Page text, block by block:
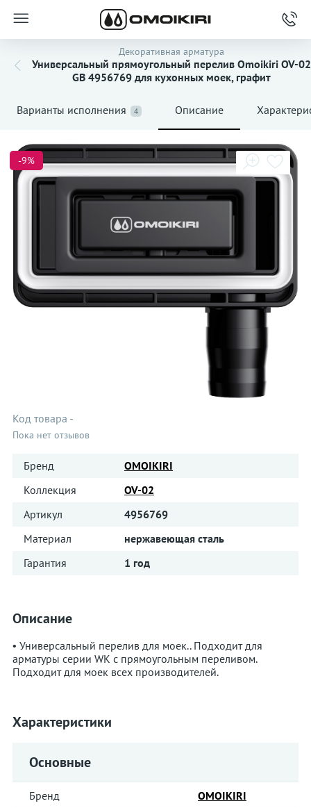
Декоративная арматура
Универсальный прямоугольный перелив Omoikiri OV-02
GB 4956769 для кухонных моек, графит
Варианты исполнения 4 Описание
-9%
Код товара -
Пока нет отзывов
Бренд
OMOIKIRI
Коллекция
OV-02
Артикул
4956769
Материал
нержавеющая сталь
Гарантия
1 год
Описание
• Универсальный перелив для моек.. Подходит для
арматуры серии WK с прямоугольным переливом.
Подходит для моек всех производителей.
Характеристики
Основные
Бренд
OMOIKIRI